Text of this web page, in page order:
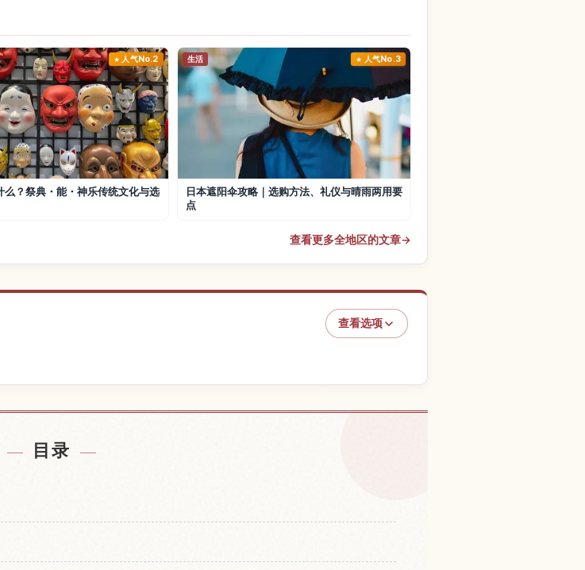
人气No.2
么？祭典・能・神乐传统文化与选
生活 人气No.3
日本遮阳伞攻略｜选购方法、礼仪与晴雨两用要
点
查看更多全地区的文章→
查看选项
目录